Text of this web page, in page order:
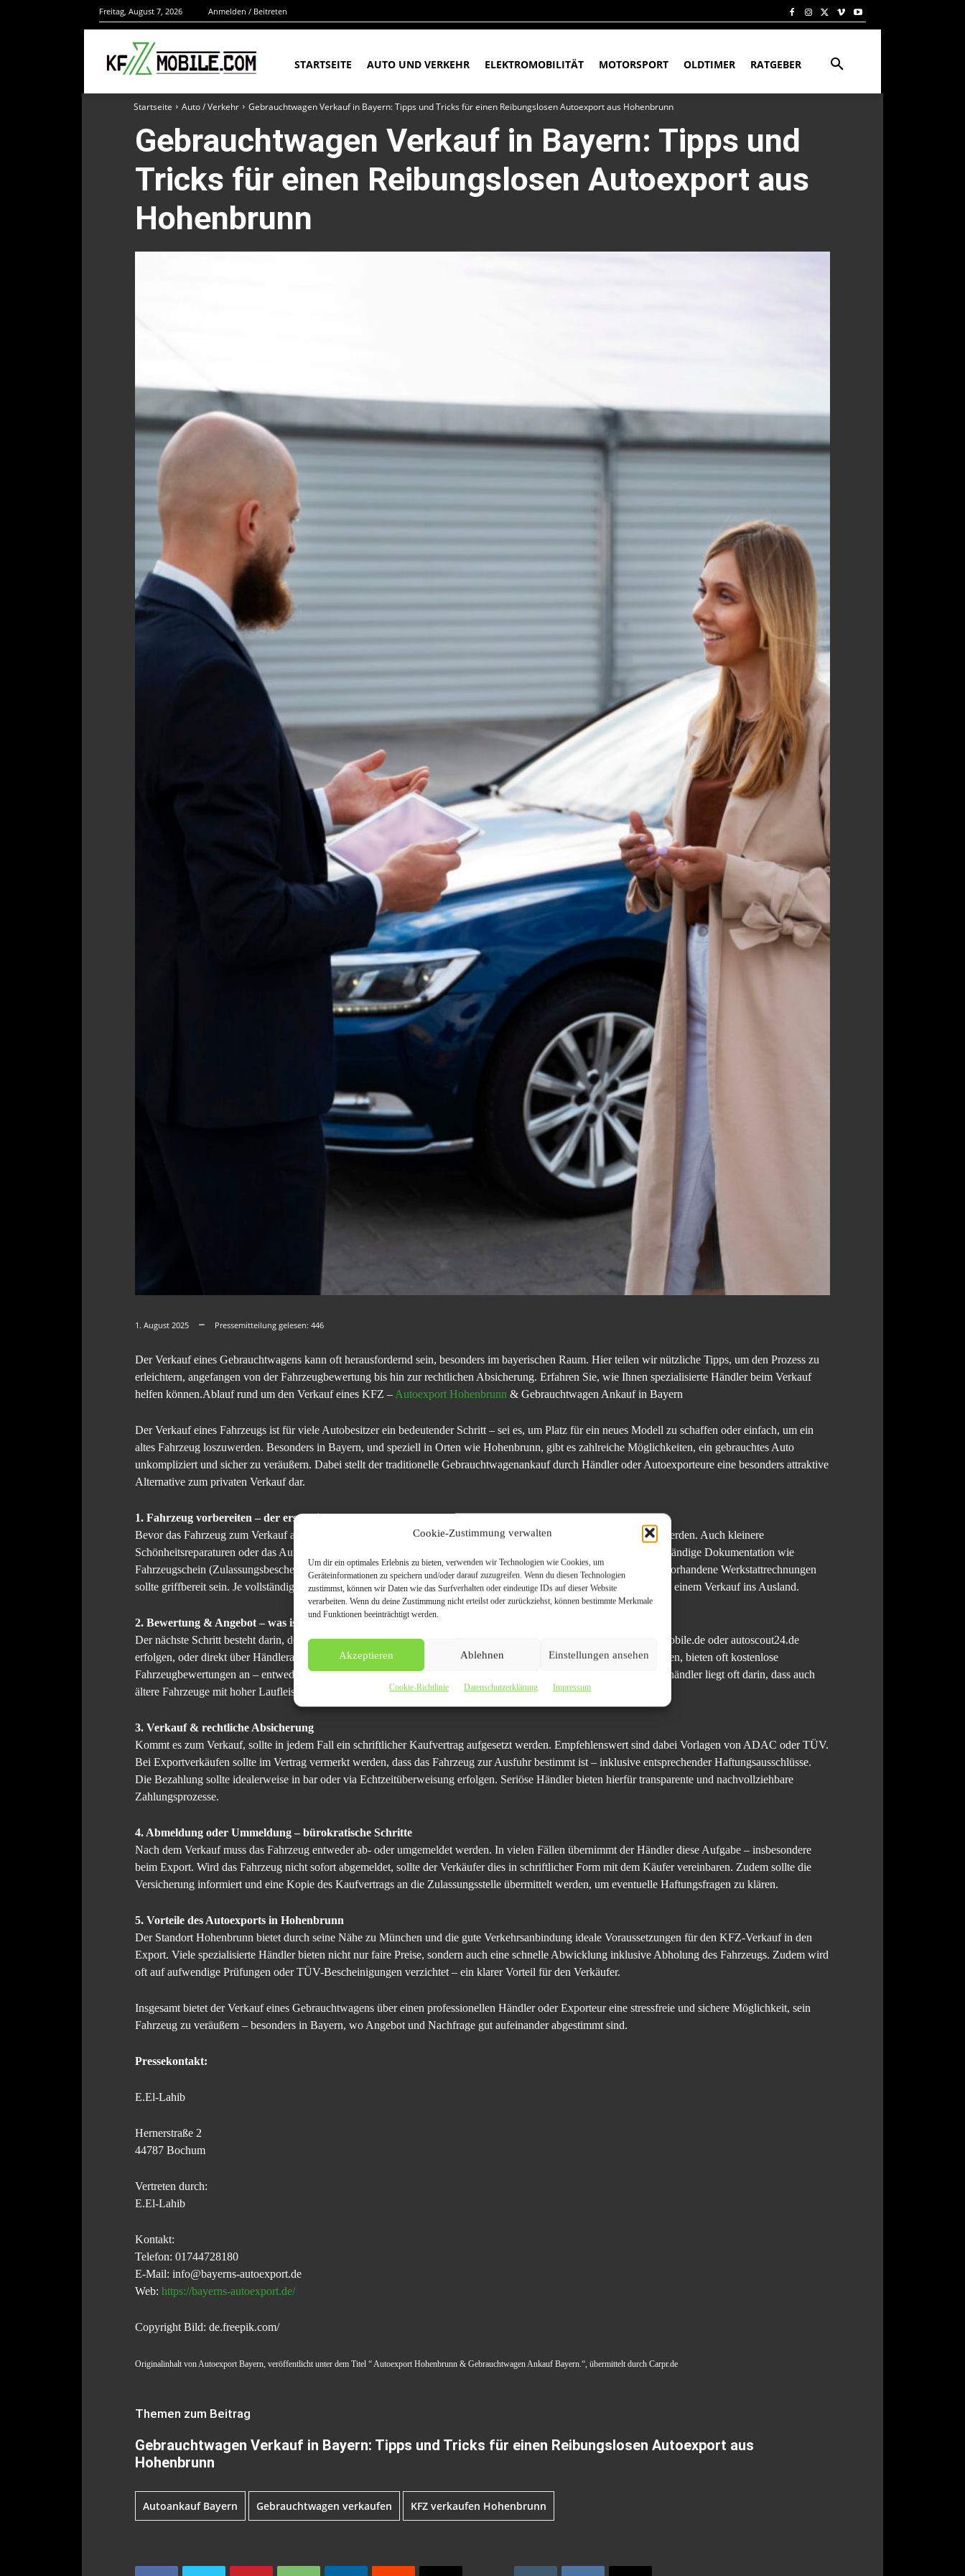
Cookie-Zustimmung verwalten
Um dir ein optimales Erlebnis zu bieten, verwenden wir Technologien wie Cookies, um
Geräteinformationen zu speichern und/oder darauf zuzugreifen. Wenn du diesen Technologien
zustimmst, können wir Daten wie das Surfverhalten oder eindeutige IDs auf dieser Website
verarbeiten. Wenn du deine Zustimmung nicht erteilst oder zurückziehst, können bestimmte Merkmale
und Funktionen beeinträchtigt werden.
Akzeptieren Ablehnen Einstellungen ansehen
Cookie-Richtlinie Datenschutzerklärung Impressum
Freitag, August 7, 2026 Anmelden / Beitreten
STARTSEITE AUTO UND VERKEHR ELEKTROMOBILITÄT MOTORSPORT OLDTIMER RATGEBER
Startseite Auto / Verkehr Gebrauchtwagen Verkauf in Bayern: Tipps und Tricks für einen Reibungslosen Autoexport aus Hohenbrunn
Gebrauchtwagen Verkauf in Bayern: Tipps und
Tricks für einen Reibungslosen Autoexport aus
Hohenbrunn
1. August 2025 Pressemitteilung gelesen: 446
Der Verkauf eines Gebrauchtwagens kann oft herausfordernd sein, besonders im bayerischen Raum. Hier teilen wir nützliche Tipps, um den Prozess zu
erleichtern, angefangen von der Fahrzeugbewertung bis hin zur rechtlichen Absicherung. Erfahren Sie, wie Ihnen spezialisierte Händler beim Verkauf
helfen können.Ablauf rund um den Verkauf eines KFZ – Autoexport Hohenbrunn & Gebrauchtwagen Ankauf in Bayern
Der Verkauf eines Fahrzeugs ist für viele Autobesitzer ein bedeutender Schritt – sei es, um Platz für ein neues Modell zu schaffen oder einfach, um ein
altes Fahrzeug loszuwerden. Besonders in Bayern, und speziell in Orten wie Hohenbrunn, gibt es zahlreiche Möglichkeiten, ein gebrauchtes Auto
unkompliziert und sicher zu veräußern. Dabei stellt der traditionelle Gebrauchtwagenankauf durch Händler oder Autoexporteure eine besonders attraktive
Alternative zum privaten Verkauf dar.
1. Fahrzeug vorbereiten – der erste Eindruck zählt
Bevor das Fahrzeug zum Verkauf angeboten wird, sollte es gründlich gereinigt und auf eventuelle Mängel überprüft werden. Auch kleinere
Schönheitsreparaturen oder das Auffüllen von Flüssigkeiten können den Verkaufspreis positiv beeinflussen. Eine vollständige Dokumentation wie
Fahrzeugschein (Zulassungsbescheinigung Teil I), Fahrzeugbrief (Teil II), TÜV-Bescheinigungen, Scheckheft sowie vorhandene Werkstattrechnungen
sollte griffbereit sein. Je vollständiger die Unterlagen, desto höher ist das Vertrauen potenzieller Käufer – besonders bei einem Verkauf ins Ausland.
2. Bewertung & Angebot – was ist das Auto wert?
Der nächste Schritt besteht darin, den Marktwert des Fahrzeugs zu ermitteln. Dies kann online über Plattformen wie mobile.de oder autoscout24.de
erfolgen, oder direkt über Händlerangebote. Speziell Händler in Hohenbrunn, die sich auf Autoexport spezialisiert haben, bieten oft kostenlose
Fahrzeugbewertungen an – entweder vor Ort oder sogar bei Ihnen zuhause. Der Vorteil beim Verkauf an einen Exporthändler liegt oft darin, dass auch
ältere Fahrzeuge mit hoher Laufleistung, ohne TÜV oder mit technischen Mängeln angenommen werden.
3. Verkauf & rechtliche Absicherung
Kommt es zum Verkauf, sollte in jedem Fall ein schriftlicher Kaufvertrag aufgesetzt werden. Empfehlenswert sind dabei Vorlagen von ADAC oder TÜV.
Bei Exportverkäufen sollte im Vertrag vermerkt werden, dass das Fahrzeug zur Ausfuhr bestimmt ist – inklusive entsprechender Haftungsausschlüsse.
Die Bezahlung sollte idealerweise in bar oder via Echtzeitüberweisung erfolgen. Seriöse Händler bieten hierfür transparente und nachvollziehbare
Zahlungsprozesse.
4. Abmeldung oder Ummeldung – bürokratische Schritte
Nach dem Verkauf muss das Fahrzeug entweder ab- oder umgemeldet werden. In vielen Fällen übernimmt der Händler diese Aufgabe – insbesondere
beim Export. Wird das Fahrzeug nicht sofort abgemeldet, sollte der Verkäufer dies in schriftlicher Form mit dem Käufer vereinbaren. Zudem sollte die
Versicherung informiert und eine Kopie des Kaufvertrags an die Zulassungsstelle übermittelt werden, um eventuelle Haftungsfragen zu klären.
5. Vorteile des Autoexports in Hohenbrunn
Der Standort Hohenbrunn bietet durch seine Nähe zu München und die gute Verkehrsanbindung ideale Voraussetzungen für den KFZ-Verkauf in den
Export. Viele spezialisierte Händler bieten nicht nur faire Preise, sondern auch eine schnelle Abwicklung inklusive Abholung des Fahrzeugs. Zudem wird
oft auf aufwendige Prüfungen oder TÜV-Bescheinigungen verzichtet – ein klarer Vorteil für den Verkäufer.
Insgesamt bietet der Verkauf eines Gebrauchtwagens über einen professionellen Händler oder Exporteur eine stressfreie und sichere Möglichkeit, sein
Fahrzeug zu veräußern – besonders in Bayern, wo Angebot und Nachfrage gut aufeinander abgestimmt sind.
Pressekontakt:
E.El-Lahib
Hernerstraße 2
44787 Bochum
Vertreten durch:
E.El-Lahib
Kontakt:
Telefon: 01744728180
E-Mail: info@bayerns-autoexport.de
Web: https://bayerns-autoexport.de/
Copyright Bild: de.freepik.com/
Originalinhalt von Autoexport Bayern, veröffentlicht unter dem Titel “ Autoexport Hohenbrunn & Gebrauchtwagen Ankauf Bayern.“, übermittelt durch Carpr.de
Themen zum Beitrag
Gebrauchtwagen Verkauf in Bayern: Tipps und Tricks für einen Reibungslosen Autoexport aus
Hohenbrunn
Autoankauf Bayern Gebrauchtwagen verkaufen KFZ verkaufen Hohenbrunn